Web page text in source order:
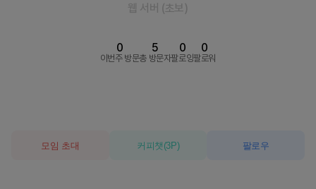
웹 서버 (초보)
이번주 방문
0
총 방문자
5
팔로잉
0
팔로워
0
모임 초대 커피챗 (3P) 팔로우